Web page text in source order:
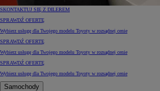
SKONTAKTUJ SIĘ Z DILEREM
SPRAWDŹ OFERTĘ
Wybierz usługę dla Twojego modelu Toyoty w rozsądnej cenie
SPRAWDŹ OFERTĘ
Wybierz usługę dla Twojego modelu Toyoty w rozsądnej cenie
SPRAWDŹ OFERTĘ
Wybierz usługę dla Twojego modelu Toyoty w rozsądnej cenie
Samochody